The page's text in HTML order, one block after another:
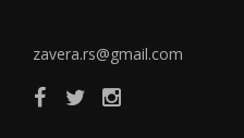
zavera.rs@gmail.com